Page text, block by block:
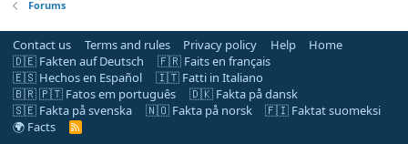
Forums
Contact us Terms and rules Privacy policy Help
Home
🇩🇪 Fakten auf Deutsch
🇫🇷 Faits en français
🇪🇸 Hechos en Español
🇮🇹 Fatti in Italiano
🇧🇷 🇵🇹 Fatos em português
🇩🇰 Fakta på dansk
🇸🇪 Fakta på svenska
🇳🇴 Fakta på norsk
🇫🇮 Faktat suomeksi
🌍 Facts
R